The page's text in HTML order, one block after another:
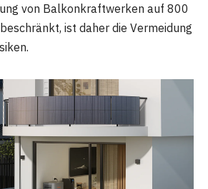
von Balkonkraftwerken auf 800
ist daher die Vermeidung